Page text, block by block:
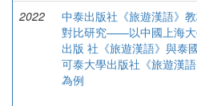
2022
中泰出版社《旅遊漢語》
對比研究——以中國上海
出版 社《旅遊漢語》與泰
可泰大學出版社《旅遊漢語
為例